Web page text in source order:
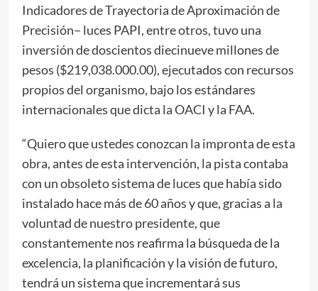
Indicadores de Trayectoria de Aproximación de
Precisión– luces PAPI, entre otros, tuvo una
inversión de doscientos diecinueve millones de
pesos ($219,038.000.00), ejecutados con recursos
propios del organismo, bajo los estándares
internacionales que dicta la OACI y la FAA.
“Quiero que ustedes conozcan la impronta de esta
obra, antes de esta intervención, la pista contaba
con un obsoleto sistema de luces que había sido
instalado hace más de 60 años y que, gracias a la
voluntad de nuestro presidente, que
constantemente nos reafirma la búsqueda de la
excelencia, la planificación y la visión de futuro,
tendrá un sistema que incrementará sus